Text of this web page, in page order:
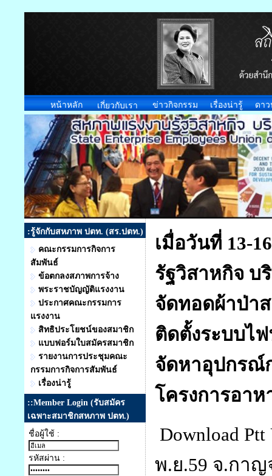
หน้าหลัก เกี่ยวกับเรา ข่าวกิจกรรม เรื่องน่ารู้ ดา
:รู้จักกับสหภาพ ปตท. (สร.ปตท.)
คณะกรรมการกิจการ
สัมพันธ์
ข้อตกลงสภาพการจ้าง
พระราชบัญญัติแรงงาน
ประกาศคณะกรรมการ
แรงงาน
สิทธิประโยชน์ของสมาชิก
แบบฟอร์มใบสมัครสมาชิก
รายงานการประชุมคณะ
กรรมการกิจการสัมพันธ์
เรื่องน่ารู้
::Member Login (รับสมัคร
เฉพาะสมาชิกสหภาพ ปตท.)
ชื่อผู้ใช้ :
รหัสผ่าน :
เมื่อวันที่ 13-
รัฐวิสาหกิจ บ
จัดทอดผ้าป่า
ติดตั้งระบบไ
จัดหาอุปกรณ์
โครงการอาห
Download
พ.ย.59 จ.กา